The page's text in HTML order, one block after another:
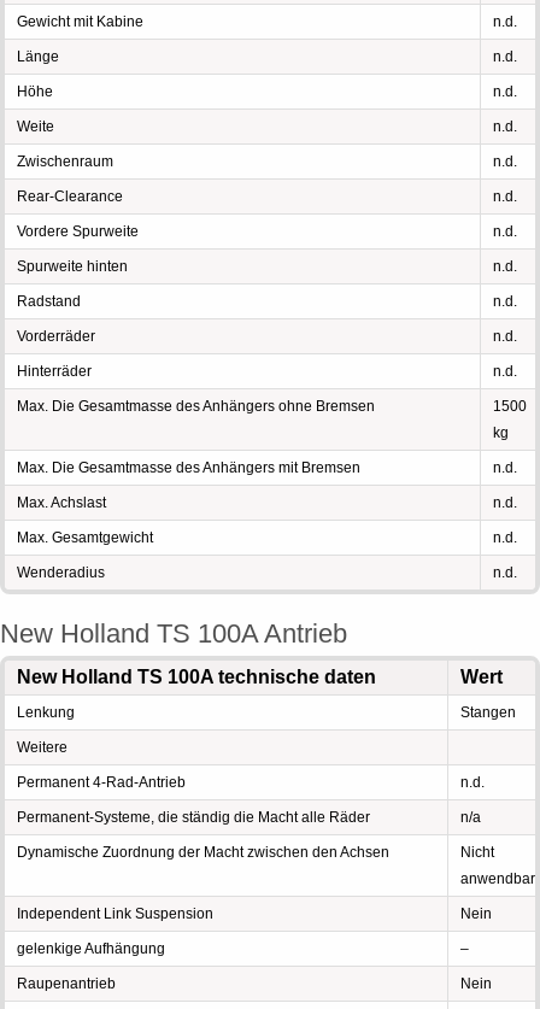
Gewicht mit Kabine n.d.
Länge n.d.
Höhe n.d.
Weite n.d.
Zwischenraum n.d.
Rear-Clearance n.d.
Vordere Spurweite n.d.
Spurweite hinten n.d.
Radstand n.d.
Vorderräder n.d.
Hinterräder n.d.
Max. Die Gesamtmasse des Anhängers ohne Bremsen
1500
kg
Max. Die Gesamtmasse des Anhängers mit Bremsen n.d.
Max. Achslast n.d.
Max. Gesamtgewicht n.d.
Wenderadius n.d.
New Holland TS 100A Antrieb
New Holland TS 100A technische daten Wert
Lenkung Stangen
Weitere
Permanent 4-Rad-Antrieb n.d.
Permanent-Systeme, die ständig die Macht alle Räder n/a
Dynamische Zuordnung der Macht zwischen den Achsen
Nicht
anwendbar
Independent Link Suspension Nein
gelenkige Aufhängung –
Raupenantrieb Nein